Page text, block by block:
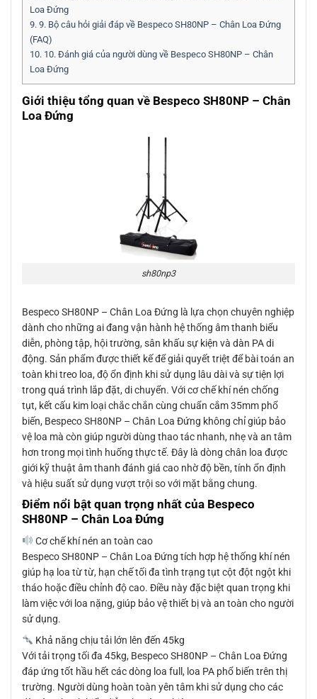
Loa Đứng
9. 9. Bộ câu hỏi giải đáp về Bespeco SH80NP – Chân Loa Đứng
(FAQ)
10. 10. Đánh giá của người dùng về Bespeco SH80NP – Chân
Loa Đứng
Giới thiệu tổng quan về Bespeco SH80NP – Chân
Loa Đứng
sh80np3
Bespeco SH80NP – Chân Loa Đứng là lựa chọn chuyên nghiệp
dành cho những ai đang vận hành hệ thống âm thanh biểu
diễn, phòng tập, hội trường, sân khấu sự kiện và dàn PA di
động. Sản phẩm được thiết kế để giải quyết triệt để bài toán an
toàn khi treo loa, độ ổn định khi sử dụng lâu dài và sự tiện lợi
trong quá trình lắp đặt, di chuyển. Với cơ chế khí nén chống
tụt, kết cấu kim loại chắc chắn cùng chuẩn cắm 35mm phổ
biến, Bespeco SH80NP – Chân Loa Đứng không chỉ giúp bảo
vệ loa mà còn giúp người dùng thao tác nhanh, nhẹ và an tâm
hơn trong mọi tình huống thực tế. Đây là dòng chân loa được
giới kỹ thuật âm thanh đánh giá cao nhờ độ bền, tính ổn định
và hiệu suất sử dụng vượt trội so với mặt bằng chung.
Điểm nổi bật quan trọng nhất của Bespeco
SH80NP – Chân Loa Đứng
Cơ chế khí nén an toàn cao
Bespeco SH80NP – Chân Loa Đứng tích hợp hệ thống khí nén
giúp hạ loa từ từ, hạn chế tối đa tình trạng tụt cột đột ngột khi
tháo hoặc điều chỉnh độ cao. Điều này đặc biệt quan trọng khi
làm việc với loa nặng, giúp bảo vệ thiết bị và an toàn cho người
sử dụng.
Khả năng chịu tải lớn lên đến 45kg
Với tải trọng tối đa 45kg, Bespeco SH80NP – Chân Loa Đứng
đáp ứng tốt hầu hết các dòng loa full, loa PA phổ biến trên thị
trường. Người dùng hoàn toàn yên tâm khi sử dụng cho các